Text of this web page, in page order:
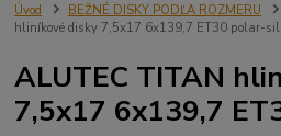
Úvod BEŽNÉ DISKY PODĽA ROZMERU
hliníkové disky 7,5x17 6x139,7 ET30 polar-
ALUTEC TITAN
7,5x17 6x139,7